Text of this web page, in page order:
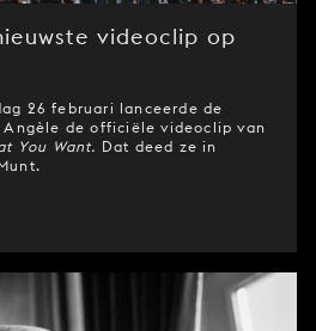
videoclip op
26 februari lanceerde de
Angèle de officiële videoclip van
You Want. Dat deed ze in